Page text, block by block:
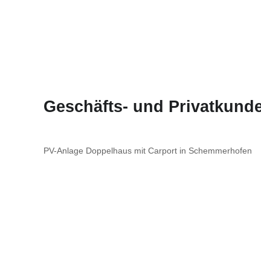
Geschäfts- und
PV-Anlage Doppelhaus mit Carport in Schemmerhofen